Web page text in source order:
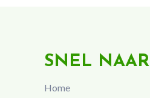
SNEL NAAR
Home